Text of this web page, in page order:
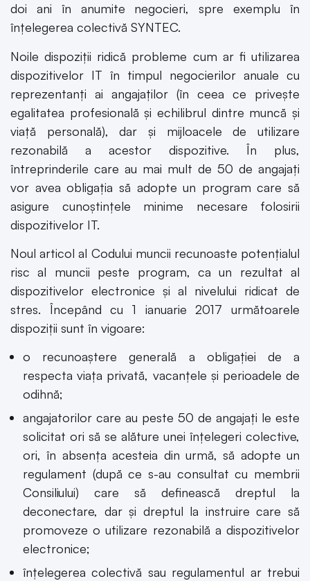
doi ani în anumite negocieri, spre exemplu în
înțelegerea colectivă SYNTEC.
Noile dispoziții ridică probleme cum ar fi utilizarea
dispozitivelor IT în timpul negocierilor anuale cu
reprezentanți ai angajaților (în ceea ce privește
egalitatea profesională și echilibrul dintre muncă și
viață personală), dar și mijloacele de utilizare
rezonabilă a acestor dispozitive. În plus,
întreprinderile care au mai mult de 50 de angajați
vor avea obligația să adopte un program care să
asigure cunoștințele minime necesare folosirii
dispozitivelor IT.
Noul articol al Codului muncii recunoaste potențialul
risc al muncii peste program, ca un rezultat al
dispozitivelor electronice și al nivelului ridicat de
stres. Începând cu 1 ianuarie 2017 următoarele
dispoziții sunt în vigoare:
o recunoaștere generală a obligației de a
respecta viața privată, vacanțele și perioadele de
odihnă;
angajatorilor care au peste 50 de angajați le este
solicitat ori să se alăture unei înțelegeri colective,
ori, în absența acesteia din urmă, să adopte un
regulament (după ce s-au consultat cu membrii
Consiliului) care să definească dreptul la
deconectare, dar și dreptul la instruire care să
promoveze o utilizare rezonabilă a dispozitivelor
electronice;
înțelegerea colectivă sau regulamentul ar trebui